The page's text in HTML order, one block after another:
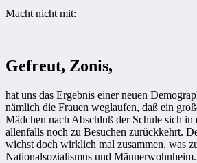
Macht nicht mit:
Gefreut, Zonis,
hat uns das Ergebnis einer ­neuen
nämlich die Frauen weglaufen, daß ein
Mädchen nach Abschluß der Schule sich in
allenfalls noch zu Besuchen zurückkehrt.
wichst doch wirklich mal zusammen, was
Nationalsozialismus und Männerwohnheim.